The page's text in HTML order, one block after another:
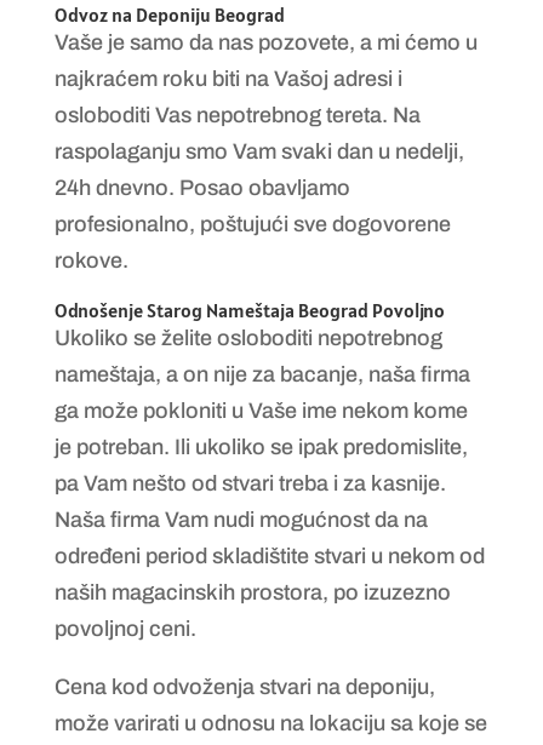
Odvoz na Deponiju Beograd
Vaše je samo da nas pozovete, a mi ćemo u
najkraćem roku biti na Vašoj adresi i
osloboditi Vas nepotrebnog tereta. Na
raspolaganju smo Vam svaki dan u nedelji,
24h dnevno. Posao obavljamo
profesionalno, poštujući sve dogovorene
rokove.
Odnošenje Starog Nameštaja Beograd Povoljno
Ukoliko se želite osloboditi nepotrebnog
nameštaja, a on nije za bacanje, naša firma
ga može pokloniti u Vaše ime nekom kome
je potreban. Ili ukoliko se ipak predomislite,
pa Vam nešto od stvari treba i za kasnije.
Naša firma Vam nudi mogućnost da na
određeni period skladištite stvari u nekom od
naših magacinskih prostora, po izuzezno
povoljnoj ceni.
Cena kod odvoženja stvari na deponiju,
može varirati u odnosu na lokaciju sa koje se